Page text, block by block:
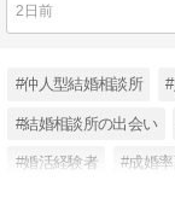
2日前
#仲人型結婚相談所
#結婚相談所の出会い
#婚活経験者 #成婚